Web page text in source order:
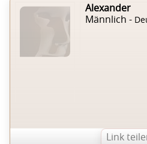
Alexander
Männlich -
Link